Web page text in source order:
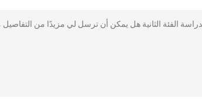
الدراسة الفئة الثانية هل يمكن أن ترسل لي مزيدًا من